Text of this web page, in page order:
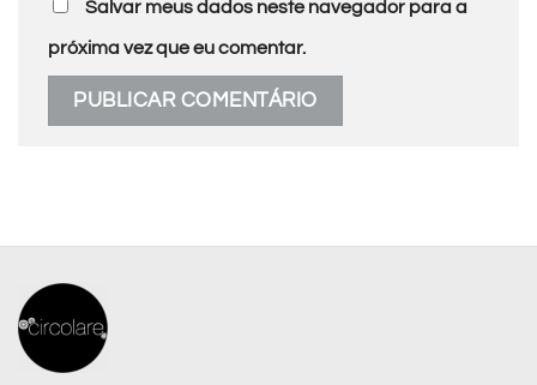
Salvar meus dados neste navegador para a
próxima vez que eu comentar.